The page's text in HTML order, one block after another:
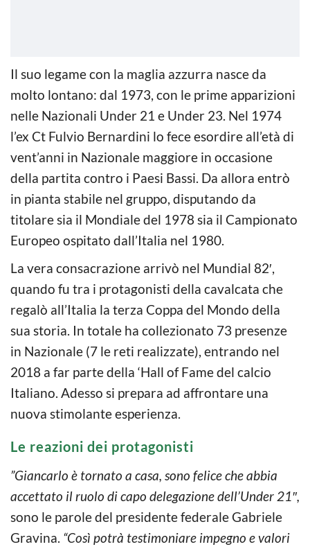
Il suo legame con la maglia azzurra nasce da
molto lontano: dal 1973, con le prime apparizioni
nelle Nazionali Under 21 e Under 23. Nel 1974
l’ex Ct Fulvio Bernardini lo fece esordire all’età di
vent’anni in Nazionale maggiore in occasione
della partita contro i Paesi Bassi. Da allora entrò
in pianta stabile nel gruppo, disputando da
titolare sia il Mondiale del 1978 sia il Campionato
Europeo ospitato dall’Italia nel 1980.
La vera consacrazione arrivò nel Mundial 82′,
quando fu tra i protagonisti della cavalcata che
regalò all’Italia la terza Coppa del Mondo della
sua storia. In totale ha collezionato 73 presenze
in Nazionale (7 le reti realizzate), entrando nel
2018 a far parte della ‘Hall of Fame del calcio
Italiano. Adesso si prepara ad affrontare una
nuova stimolante esperienza.
Le reazioni dei protagonisti
”Giancarlo è tornato a casa, sono felice che abbia
accettato il ruolo di capo delegazione dell’Under 21″,
sono le parole del presidente federale Gabriele
Gravina. “Così potrà testimoniare impegno e valori